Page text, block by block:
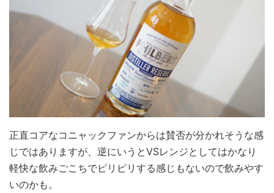
正直コアなコニャックファンからは賛否が分かれそうな感
じではありますが、逆にいうとVSレンジとしてはかなり
軽快な飲みごこちでピリピリする感じもないので飲みやす
いのかも。